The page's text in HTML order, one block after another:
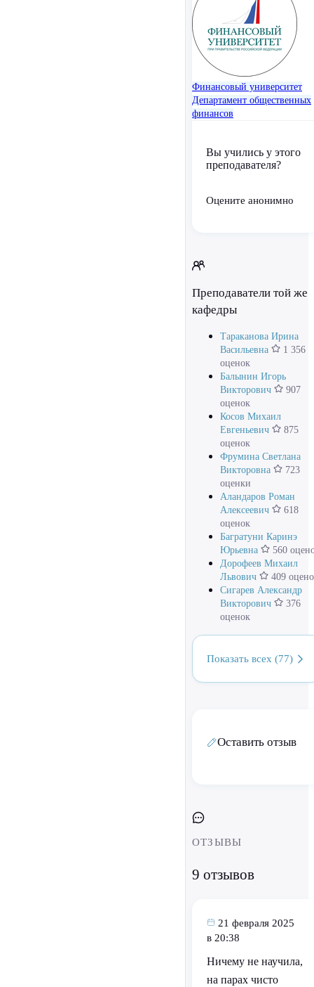
Финансовый университет
Департамент общественных
финансов
Вы учились у этого
преподавателя?
Оцените анонимно
Преподаватели той же
кафедры
Тараканова Ирина
Васильевна
1 356
оценок
Балынин Игорь
Викторович
907
оценок
Косов Михаил
Евгеньевич
875
оценок
Фрумина Светлана
Викторовна
723
оценки
Аландаров Роман
Алексеевич
618
оценок
Багратуни Каринэ
Юрьевна
560
Дорофеев Михаил
Львович
409
Сигарев Александр
Викторович
376
оценок
Показать всех (77)
Оставить отзыв
ОТЗЫВЫ
9 отзывов
21 февраля 2025
в 20:38
Ничему не научила,
на парах чисто